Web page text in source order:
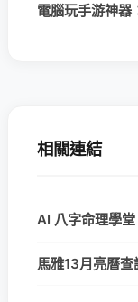
電腦玩手游神
相關連結
AI 八字命理學堂
馬雅13月亮曆查